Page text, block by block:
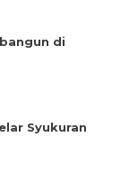
di
Syukuran